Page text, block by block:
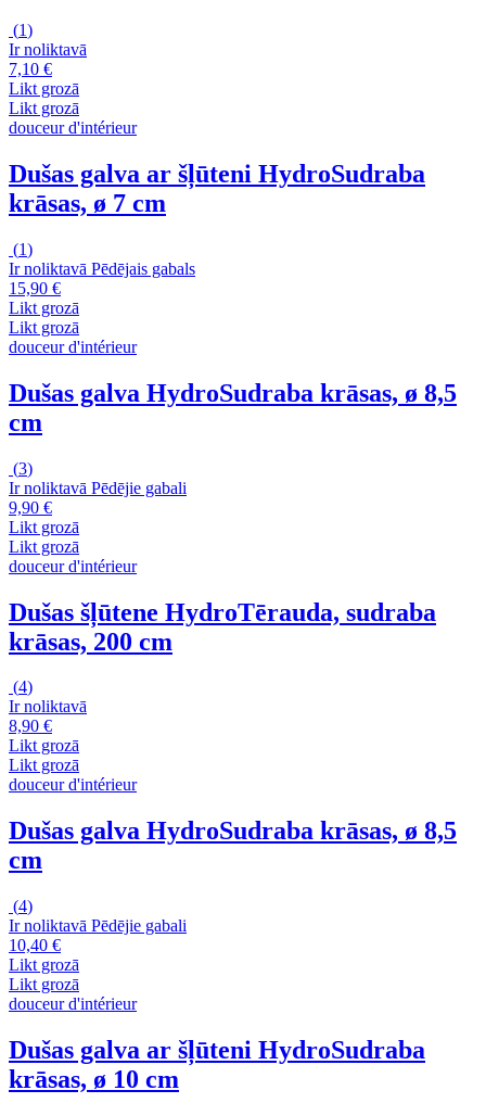
(1)
Ir noliktavā
7,10 €
Likt grozā
Likt grozā
douceur d'intérieur
Dušas galva ar šļūteni HydroSudraba
krāsas, ø 7 cm
(1)
Ir noliktavā Pēdējais gabals
15,90 €
Likt grozā
Likt grozā
douceur d'intérieur
Dušas galva HydroSudraba krāsas, ø 8,5
cm
(3)
Ir noliktavā Pēdējie gabali
9,90 €
Likt grozā
Likt grozā
douceur d'intérieur
Dušas šļūtene HydroTērauda, sudraba
krāsas, 200 cm
(4)
Ir noliktavā
8,90 €
Likt grozā
Likt grozā
douceur d'intérieur
Dušas galva HydroSudraba krāsas, ø 8,5
cm
(4)
Ir noliktavā Pēdējie gabali
10,40 €
Likt grozā
Likt grozā
douceur d'intérieur
Dušas galva ar šļūteni HydroSudraba
krāsas, ø 10 cm